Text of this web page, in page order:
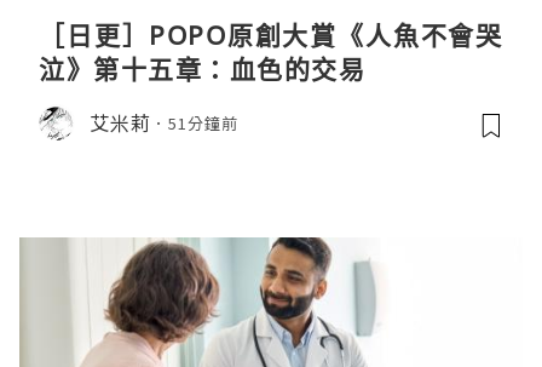
［日更］POPO原創大賞《人魚不會哭
泣》第十五章：血色的交易
艾米莉 51分鐘前